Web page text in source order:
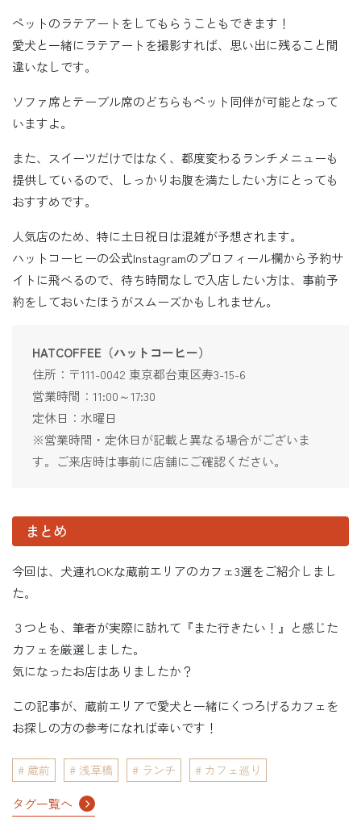
ペットのラテアートをしてもらうこともできます！
愛犬と一緒にラテアートを撮影すれば、思い出に残ること間
違いなしです。
ソファ席とテーブル席のどちらもペット同伴が可能となって
いますよ。
また、スイーツだけではなく、都度変わるランチメニューも
提供しているので、しっかりお腹を満たしたい方にとっても
おすすめです。
人気店のため、特に土日祝日は混雑が予想されます。
ハットコーヒーの公式Instagramのプロフィール欄から予約サ
イトに飛べるので、待ち時間なしで入店したい方は、事前予
約をしておいたほうがスムーズかもしれません。
HATCOFFEE（ハットコーヒー）
住所：〒111-0042 東京都台東区寿3-15-6
営業時間：11:00～17:30
定休日：水曜日
※営業時間・定休日が記載と異なる場合がございま
す。ご来店時は事前に店舗にご確認ください。
まとめ
今回は、犬連れOKな蔵前エリアのカフェ3選をご紹介しまし
た。
３つとも、筆者が実際に訪れて『また行きたい！』と感じた
カフェを厳選しました。
気になったお店はありましたか？
この記事が、蔵前エリアで愛犬と一緒にくつろげるカフェを
お探しの方の参考になれば幸いです！
蔵前 浅草橋 ランチ カフェ巡り
タグ一覧へ